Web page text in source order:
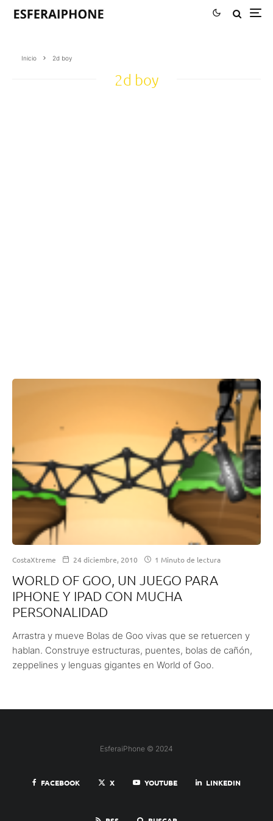
Inicio 2d boy
2d boy
CostaXtreme 24 diciembre, 2010 1 Minuto de lectura
WORLD OF GOO, UN JUEGO PARA
IPHONE Y IPAD CON MUCHA
PERSONALIDAD
Arrastra y mueve Bolas de Goo vivas que se retuercen y
hablan. Construye estructuras, puentes, bolas de cañón,
zeppelines y lenguas gigantes en World of Goo.
EsferaiPhone © 2024
FACEBOOK X YOUTUBE LINKEDIN